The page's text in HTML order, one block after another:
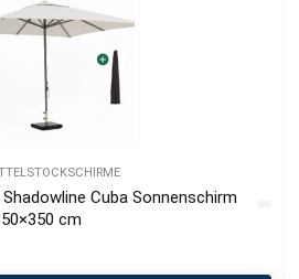
Cuba Sonnenschirm
cm